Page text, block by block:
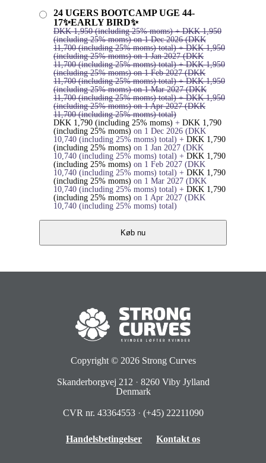
24 UGERS BOOTCAMP UGE 44-
17✨EARLY BIRD✨
DKK 1,950 (including 25% moms)+DKK 1,950
(including 25% moms) on 1 Dec 2026 (DKK
11,700 (including 25% moms)total)+DKK 1,950
(including 25% moms) on 1 Jan 2027 (DKK
11,700 (including 25% moms)total)+DKK 1,950
(including 25% moms) on 1 Feb 2027 (DKK
11,700 (including 25% moms)total)+DKK 1,950
(including 25% moms) on 1 Mar 2027 (DKK
11,700 (including 25% moms)total)+DKK 1,950
(including 25% moms) on 1 Apr 2027 (DKK
11,700 (including 25% moms)total)
DKK 1,790 (including 25% moms) + DKK 1,790
(including 25% moms) on 1 Dec 2026 (DKK
10,740 (including 25% moms) total) + DKK 1,790
(including 25% moms) on 1 Jan 2027 (DKK
10,740 (including 25% moms) total) + DKK 1,790
(including 25% moms) on 1 Feb 2027 (DKK
10,740 (including 25% moms) total) + DKK 1,790
(including 25% moms) on 1 Mar 2027 (DKK
10,740 (including 25% moms) total) + DKK 1,790
(including 25% moms) on 1 Apr 2027 (DKK
10,740 (including 25% moms) total)
Køb nu
Copyright © 2026 Strong Curves
Skanderborgvej 212 · 8260 Viby Jylland
Denmark
CVR nr. 43364553 · (+45) 22211090
Handelsbetingelser Kontakt os